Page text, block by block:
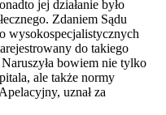
jej działanie było
Zdaniem Sądu
wysokospecjalistycznych
do takiego
bowiem nie tylko
ale także normy
uznał za